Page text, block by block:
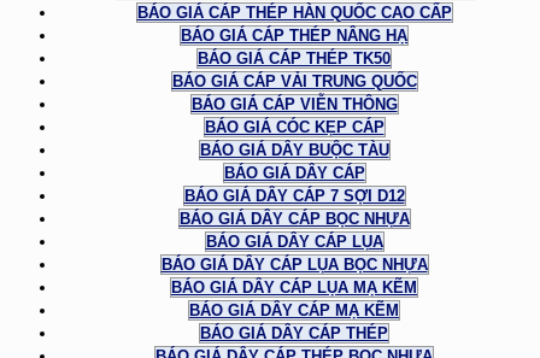
BÁO GIÁ CÁP THÉP HÀN QUỐC CAO CẤP
BÁO GIÁ CÁP THÉP NÂNG HẠ
BÁO GIÁ CÁP THÉP TK50
BÁO GIÁ CÁP VẢI TRUNG QUỐC
BÁO GIÁ CÁP VIỄN THÔNG
BÁO GIÁ CÓC KẸP CÁP
BÁO GIÁ DÂY BUỘC TÀU
BÁO GIÁ DÂY CÁP
BÁO GIÁ DÂY CÁP 7 SỢI D12
BÁO GIÁ DÂY CÁP BỌC NHỰA
BÁO GIÁ DÂY CÁP LỤA
BÁO GIÁ DÂY CÁP LỤA BỌC NHỰA
BÁO GIÁ DÂY CÁP LỤA MẠ KẼM
BÁO GIÁ DÂY CÁP MẠ KẼM
BÁO GIÁ DÂY CÁP THÉP